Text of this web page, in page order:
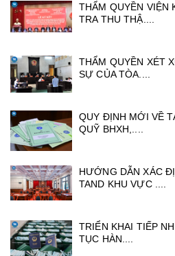
THẨM QUYỀN VIỆN
TRA THU THẬ....
THẨM QUYỀN XÉT
SỰ CỦA TÒA....
QUY ĐỊNH MỚI VỀ
QUỸ BHXH,....
HƯỚNG DẪN XÁC
TAND KHU VỰC ....
TRIỂN KHAI TIẾP
TỤC HÀN....